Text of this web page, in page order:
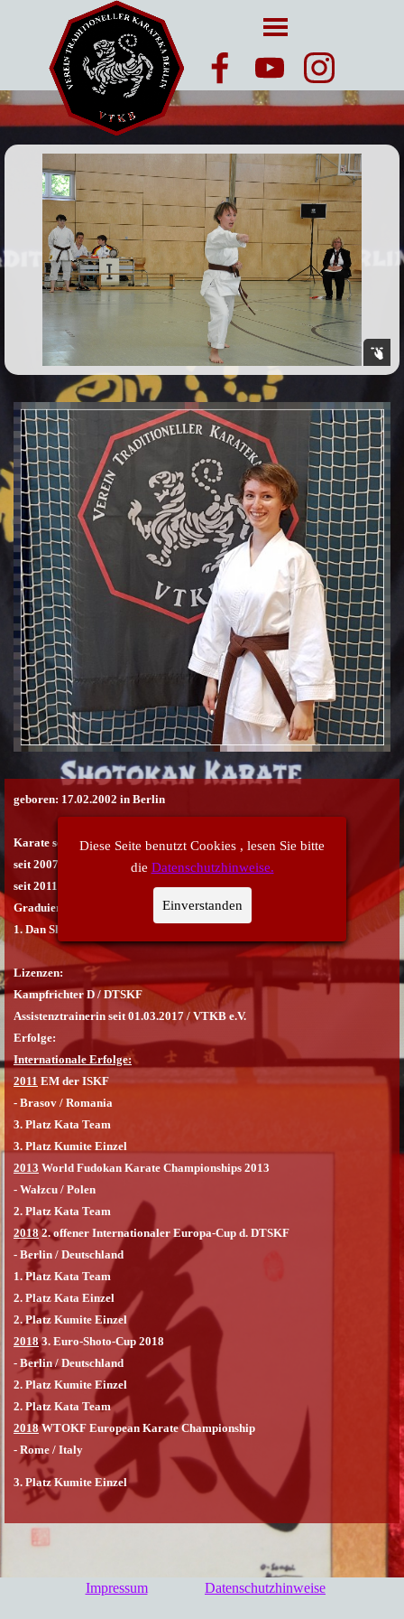
geboren: 17.02.2002 in Berlin
Karate seit:
seit 2007 bei Sensei K. Heinze SC Lotus e.V.
seit 2011 Mitglied im VTKB e.V.
Graduierung:
1. Dan Shotokan- Karate
Lizenzen:
Kampfrichter D / DTSKF
Assistenztrainerin seit 01.03.2017 / VTKB e.V.
Erfolge:
Internationale Erfolge:
2011 EM der ISKF
- Brasov / Romania
3. Platz Kata Team
3. Platz Kumite Einzel
2013 World Fudokan Karate Championships 2013
- Wałzcu / Polen
2. Platz Kata Team
20182. offener Internationaler Europa-Cup d. DTSKF
- Berlin / Deutschland
1. Platz Kata Team
2. Platz Kata Einzel
2. Platz Kumite Einzel
20183. Euro-Shoto-Cup 2018
- Berlin / Deutschland
2. Platz Kumite Einzel
2. Platz Kata Team
2018WTOKF European Karate Championship
- Rome / Italy
3. Platz Kumite Einzel
Impressum Datenschutzhinweise
Diese Seite benutzt Cookies , lesen Sie bitte
die Datenschutzhinweise.
Einverstanden